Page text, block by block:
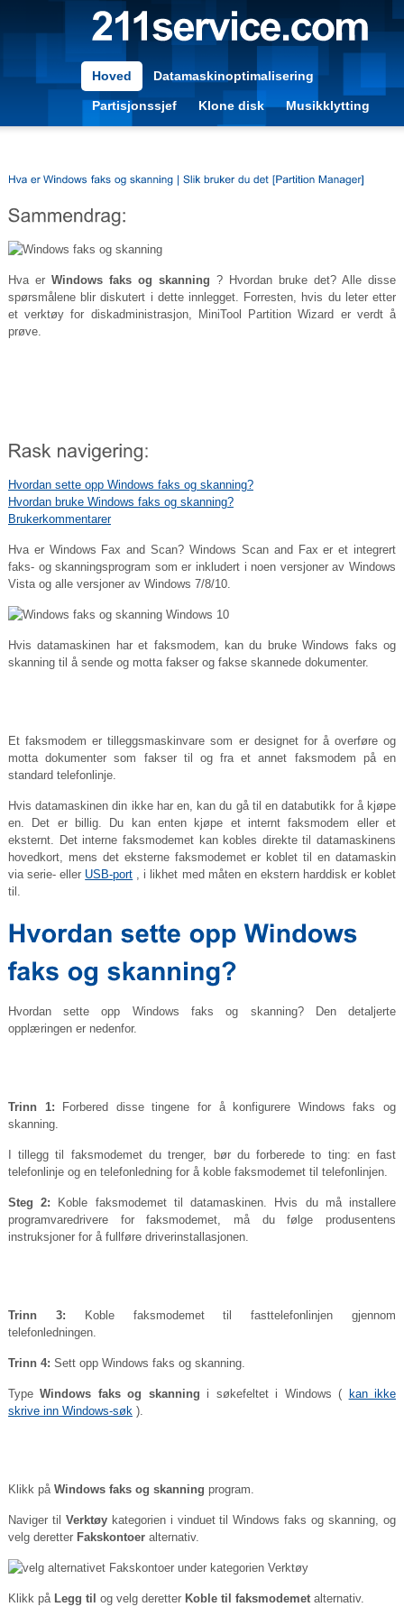
Hoved Datamaskinoptimalisering
Partisjonssjef Klone disk Musikklytting
Hva er Windows faks og skanning ? Hvordan bruke det? Alle disse
spørsmålene blir diskutert i dette innlegget. Forresten, hvis du leter etter
et verktøy for diskadministrasjon, MiniTool Partition Wizard er verdt å
prøve.
Hvordan sette opp Windows faks og skanning?
Hvordan bruke Windows faks og skanning?
Brukerkommentarer
Hva er Windows Fax and Scan? Windows Scan and Fax er et integrert
faks- og skanningsprogram som er inkludert i noen versjoner av Windows
Vista og alle versjoner av Windows 7/8/10.
Hvis datamaskinen har et faksmodem, kan du bruke Windows faks og
skanning til å sende og motta fakser og fakse skannede dokumenter.
Et faksmodem er tilleggsmaskinvare som er designet for å overføre og
motta dokumenter som fakser til og fra et annet faksmodem på en
standard telefonlinje.
Hvis datamaskinen din ikke har en, kan du gå til en databutikk for å kjøpe
en. Det er billig. Du kan enten kjøpe et internt faksmodem eller et
eksternt. Det interne faksmodemet kan kobles direkte til datamaskinens
hovedkort, mens det eksterne faksmodemet er koblet til en datamaskin
via serie- eller USB-port , i likhet med måten en ekstern harddisk er koblet
til.
Hvordan sette opp Windows faks og skanning? Den detaljerte
opplæringen er nedenfor.
Trinn 1: Forbered disse tingene for å konfigurere Windows faks og
skanning.
I tillegg til faksmodemet du trenger, bør du forberede to ting: en fast
telefonlinje og en telefonledning for å koble faksmodemet til telefonlinjen.
Steg 2: Koble faksmodemet til datamaskinen. Hvis du må installere
programvaredrivere for faksmodemet, må du følge produsentens
instruksjoner for å fullføre driverinstallasjonen.
Trinn 3: Koble faksmodemet til fasttelefonlinjen gjennom
telefonledningen.
Trinn 4: Sett opp Windows faks og skanning.
TypeWindows faks og skanning i søkefeltet i Windows (
kan ikke
skrive inn Windows-søk).
Klikk på Windows faks og skanning program.
Naviger til Verktøykategorien i vinduet til Windows faks og skanning, og
velg deretter Fakskontoeralternativ.
Klikk på Legg til og velg deretter Koble til faksmodemetalternativ.